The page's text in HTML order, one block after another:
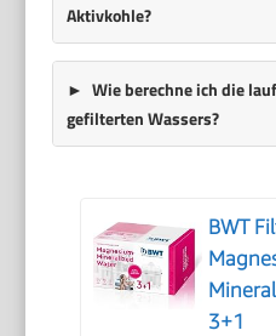
Aktivkohle?
Wie berechne ich die
gefilterten Wassers?
BWT
3+1